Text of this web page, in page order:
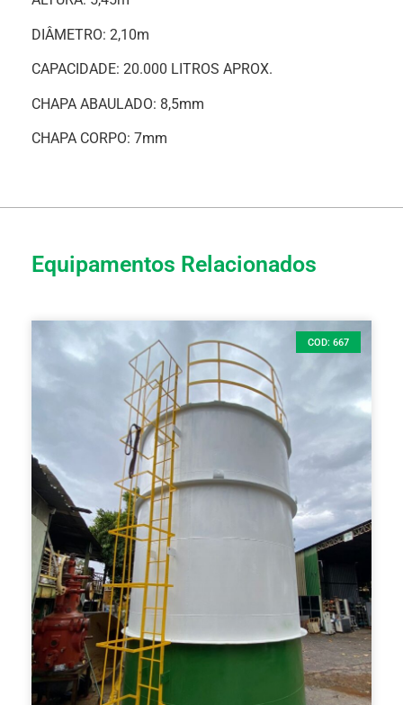
DIÂMETRO: 2,10m
CAPACIDADE: 20.000 LITROS APROX.
CHAPA ABAULADO: 8,5mm
CHAPA CORPO: 7mm
Equipamentos Relacionados
COD: 667